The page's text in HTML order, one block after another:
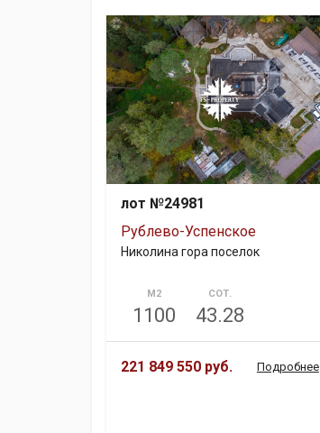
лот №24981
Рублево-Успенское
Николина гора поселок
М2
1100
СОТ.
43.28
221 849 550 руб. Подробнее